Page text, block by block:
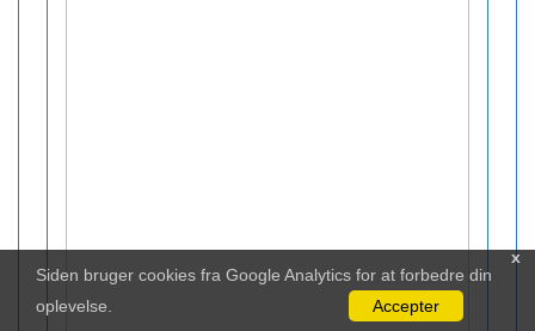
x
Siden bruger cookies fra Google Analytics for at forbedre din
oplevelse.
Accepter